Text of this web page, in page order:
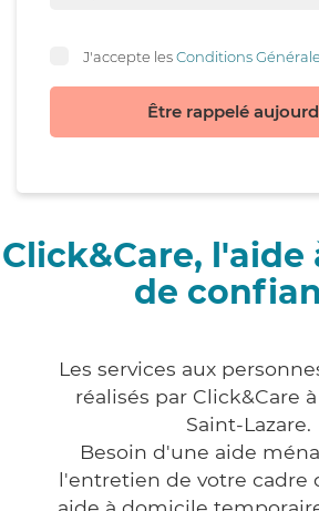
J'accepte lesConditions
Être rappelé
Click&Care,
de
Les services aux
réalisés par Click&Care
Saint-Lazare.
Besoin d'une aide
l'entretien de votre cadre